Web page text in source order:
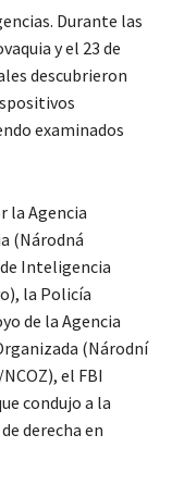
Durante las
y el 23 de
descubrieron
examinados
la Agencia
(Národná
Inteligencia
la Policía
de la Agencia
(Národní
el FBI
condujo a la
derecha en